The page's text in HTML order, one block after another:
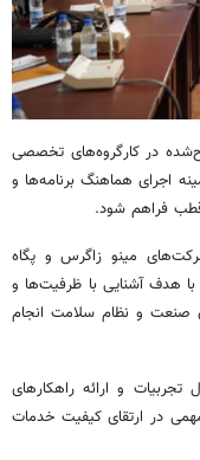
در کارگروه‌های تخصصی
اجرای هماهنگ برنامه‌ها و
فراهم شود.
مینو زاگرس و پگاه
هدف آشنایی با ظرفیت‌ها و
صنعت و نظام سلامت انجام
و ارائه راهکارهای
در ارتقای کیفیت خدمات